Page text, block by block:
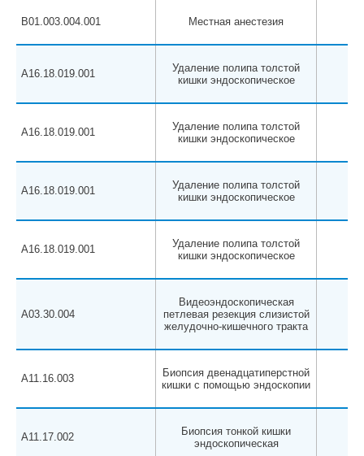
B01.003.004.001 Местная анестезия
A16.18.019.001
Удаление полипа толстой
кишки эндоскопическое
A16.18.019.001
Удаление полипа толстой
кишки эндоскопическое
A16.18.019.001
Удаление полипа толстой
кишки эндоскопическое
A16.18.019.001
Удаление полипа толстой
кишки эндоскопическое
A03.30.004
Видеоэндоскопическая
петлевая резекция слизистой
желудочно-кишечного тракта
A11.16.003
Биопсия двенадцатиперстной
кишки с помощью эндоскопии
A11.17.002
Биопсия тонкой кишки
эндоскопическая